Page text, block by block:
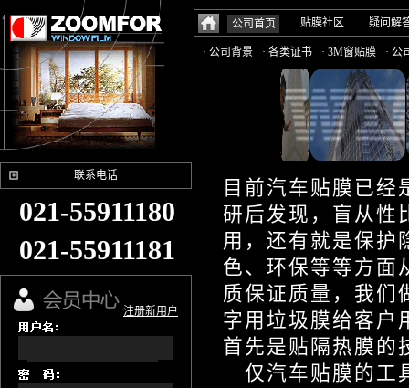
公司首页 贴膜社区 疑问解
· 公司背景 · 各类证书 · 3M窗贴膜 · 公
联系电话
021-55911180
021-55911181
注册新用户
目前汽车贴膜已
研后发现，盲从性
用，还有就是保护
色、环保等等方面
质保证质量，我们
字用垃圾膜给客户
首先是贴隔热膜的
仅汽车贴膜的工